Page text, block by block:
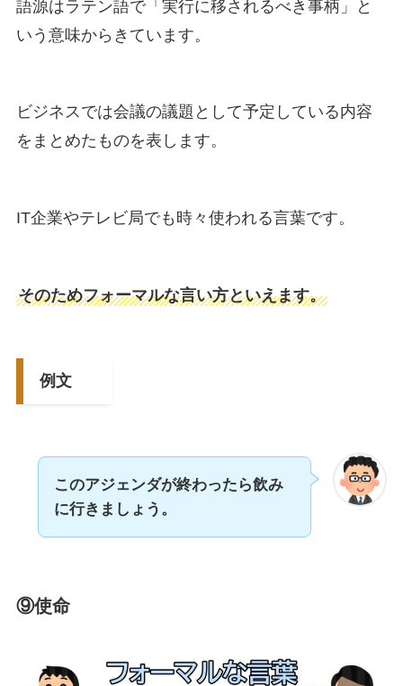
語源はラテン語で「実行に移されるべき事柄」と
いう意味からきています。
ビジネスでは会議の議題として予定している内容
をまとめたものを表します。
IT企業やテレビ局でも時々使われる言葉です。
そのためフォーマルな言い方といえます。
例文
このアジェンダが終わったら飲み
に行きましょう。
⑨使命